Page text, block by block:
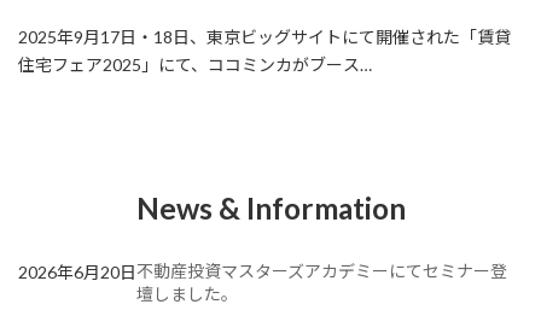
2025年9月17日・18日、東京ビッグサイトにて開催された「賃貸
住宅フェア2025」にて、ココミンカがブース…
News & Information
2026年6月20日不動産投資マスターズアカデミーにてセミナー登
壇しました。